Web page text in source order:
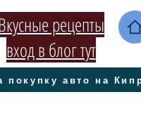
Вкусные рецепты
вход в блог тут
авто на